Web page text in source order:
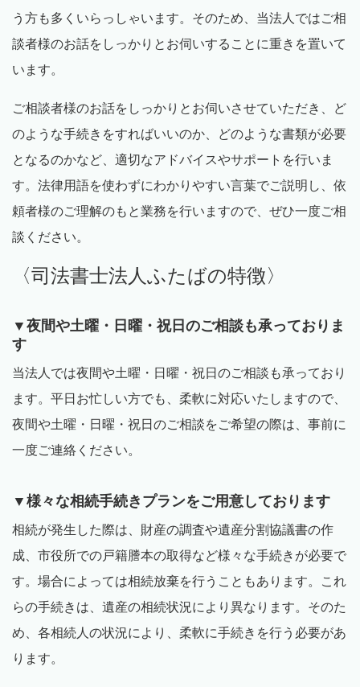
う方も多くいらっしゃいます。そのため、当法人ではご相
談者様のお話をしっかりとお伺いすることに重きを置いて
います。
ご相談者様のお話をしっかりとお伺いさせていただき、ど
のような手続きをすればいいのか、どのような書類が必要
となるのかなど、適切なアドバイスやサポートを行いま
す。法律用語を使わずにわかりやすい言葉でご説明し、依
頼者様のご理解のもと業務を行いますので、ぜひ一度ご相
談ください。
〈司法書士法人ふたばの特徴〉
▼夜間や土曜・日曜・祝日のご相談も承っておりま
す
当法人では夜間や土曜・日曜・祝日のご相談も承っており
ます。平日お忙しい方でも、柔軟に対応いたしますので、
夜間や土曜・日曜・祝日のご相談をご希望の際は、事前に
一度ご連絡ください。
▼様々な相続手続きプランをご用意しております
相続が発生した際は、財産の調査や遺産分割協議書の作
成、市役所での戸籍謄本の取得など様々な手続きが必要で
す。場合によっては相続放棄を行うこともあります。これ
らの手続きは、遺産の相続状況により異なります。そのた
め、各相続人の状況により、柔軟に手続きを行う必要があ
ります。